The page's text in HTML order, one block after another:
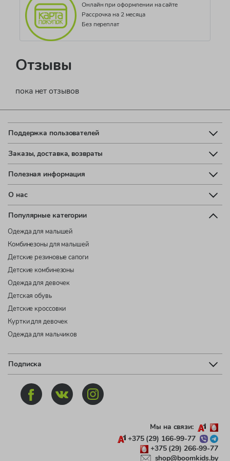
Онлайн при оформлении на сайте
Рассрочка на 2 месяца
Без переплат
Отзывы
пока нет отзывов
Поддержка пользователей
Заказы, доставка, возвраты
Полезная информация
О нас
Популярные категории
Одежда для малышей
Комбинезоны для малышей
Детские резиновые сапоги
Детские комбинезоны
Одежда для девочек
Детская обувь
Детские кроссовки
Куртки для девочек
Одежда для мальчиков
Подписка
Мы на связи:
+375 (29) 166-99-77
+375 (29) 266-99-77
shop@boomkids.by